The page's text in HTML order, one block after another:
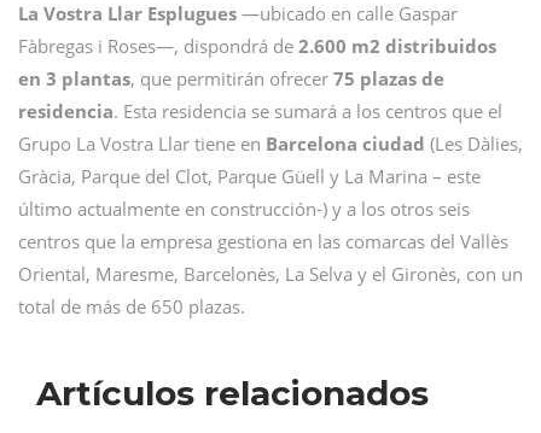
La Vostra Llar Esplugues —ubicado en calle Gaspar
Fàbregas i Roses—, dispondrá de 2.600 m2 distribuidos
en 3 plantas, que permitirán ofrecer 75 plazas de
residencia. Esta residencia se sumará a los centros que el
Grupo La Vostra Llar tiene en Barcelona ciudad (Les Dàlies,
Gràcia, Parque del Clot, Parque Güell y La Marina – este
último actualmente en construcción-) y a los otros seis
centros que la empresa gestiona en las comarcas del Vallès
Oriental, Maresme, Barcelonès, La Selva y el Gironès, con un
total de más de 650 plazas.
Artículos relacionados